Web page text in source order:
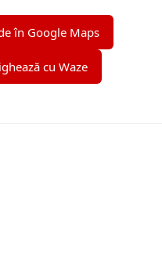
în Google Maps
cu Waze